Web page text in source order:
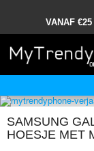
VANAF
SAMSUNG
HOESJE MET